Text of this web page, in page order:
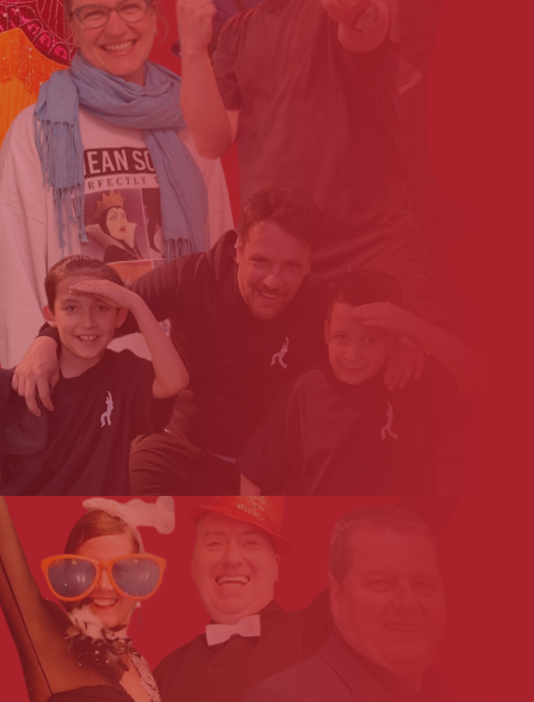
Josh_Buchholz1
Martina_Sommer